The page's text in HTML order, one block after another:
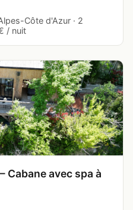
Côte d'Azur · 2
/ nuit
avec spa à